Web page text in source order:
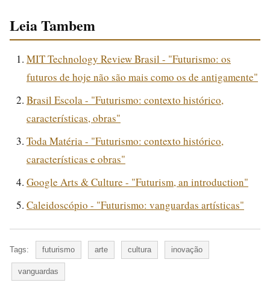
Leia Tambem
MIT Technology Review Brasil - "Futurismo: os
futuros de hoje não são mais como os de antigamente"
Brasil Escola - "Futurismo: contexto histórico,
características, obras"
Toda Matéria - "Futurismo: contexto histórico,
características e obras"
Google Arts & Culture - "Futurism, an introduction"
Caleidoscópio - "Futurismo: vanguardas artísticas"
Tags: futurismo arte cultura inovação
vanguardas